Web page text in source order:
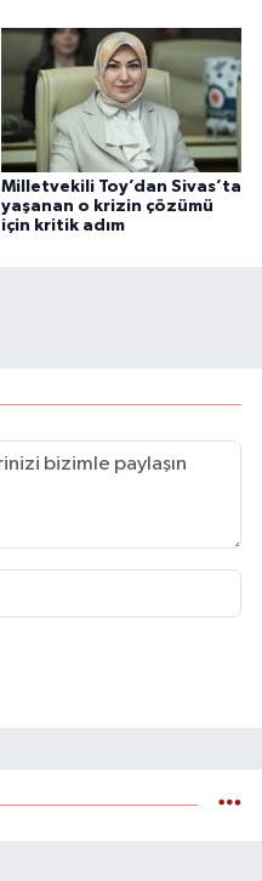
Milletvekili Toy’dan Sivas’ta
yaşanan o krizin çözümü
için kritik adım